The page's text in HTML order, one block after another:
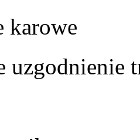
karowe
uzgodnienie